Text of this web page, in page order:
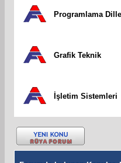
Programlama
Grafik Teknik
İşletim Sistemleri